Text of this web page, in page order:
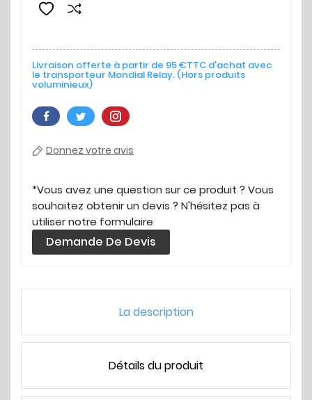
Livraison offerte à partir de 95 €TTC d'achat avec
le transporteur Mondial Relay. (Hors produits
voluminieux)
Donnez votre avis
*Vous avez une question sur ce produit ? Vous
souhaitez obtenir un devis ? N'hésitez pas à
utiliser notre formulaire
Demande De Devis
La description
Détails du produit